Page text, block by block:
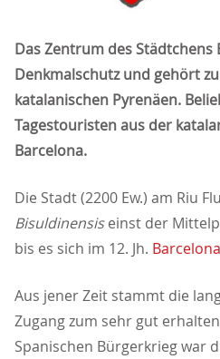
Das Zentrum des
Denkmalschutz und gehört
katalanischen Pyrenäen.
Tagestouristen aus der
Barcelona.
Die Stadt (2200 Ew.) am Riu
Bisuldinensiseinst der
bis es sich im 12. Jh. Barcelona
Aus jener Zeit stammt die
Zugang zum sehr gut
Spanischen Bürgerkrieg war